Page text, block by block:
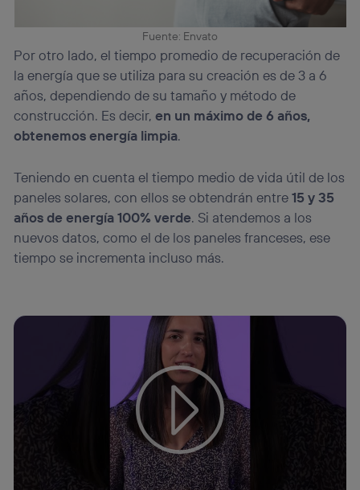
Fuente: Envato
Por otro lado, el tiempo promedio de recuperación de
la energía que se utiliza para su creación es de 3 a 6
años, dependiendo de su tamaño y método de
construcción. Es decir,en un máximo de 6 años,
obtenemos energía limpia.
Teniendo en cuenta el tiempo medio de vida útil de los
paneles solares, con ellos se obtendrán entre15 y 35
años de energía 100% verde. Si atendemos a los
nuevos datos, como el de los paneles franceses, ese
tiempo se incrementa incluso más.
Tu configuración de cookies no permite la visualización de
este contenido
Configurar cookies